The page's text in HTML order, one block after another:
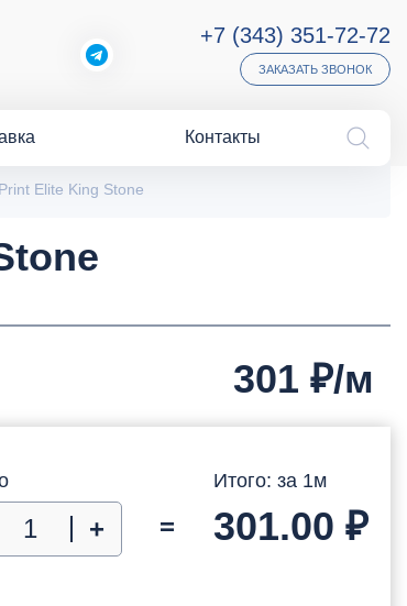
+7 (343) 351-72-72
ЗАКАЗАТЬ ЗВОНОК
Контакты
Elite King Stone
301 ₽/м
+ =
Итого: за 1м
301.00 ₽